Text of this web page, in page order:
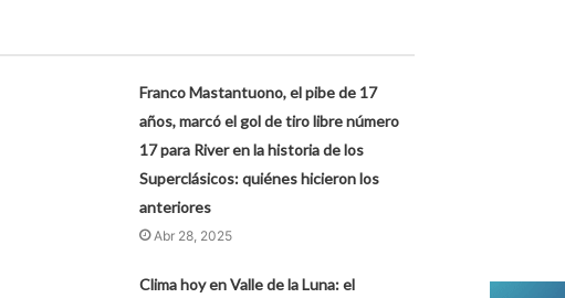
Franco Mastantuono, el pibe de 17
años, marcó el gol de tiro libre número
17 para River en la historia de los
Superclásicos: quiénes hicieron los
anteriores
Abr 28, 2025
Clima hoy en Valle de la Luna: el